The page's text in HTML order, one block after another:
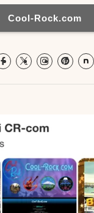
Cool-Rock.com